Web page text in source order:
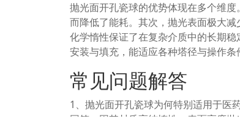
抛光面开孔瓷球的优势体现在多个维
而降低了能耗。其次，抛光表面极大
化学惰性保证了在复杂介质中的长期
安装与填充，能适应各种塔径与操作条
常见问题解答
1、抛光面开孔瓷球为何特别适用于医
回答：因其材质高纯惰性、表面高度